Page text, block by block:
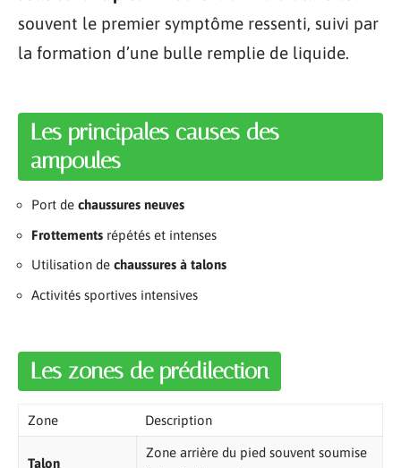
souvent le premier symptôme ressenti, suivi par
la formation d’une bulle remplie de liquide.
Les principales causes des
ampoules
Port de chaussures neuves
Frottements répétés et intenses
Utilisation de chaussures à talons
Activités sportives intensives
Les zones de prédilection
Zone Description
Talon
Zone arrière du pied souvent soumise